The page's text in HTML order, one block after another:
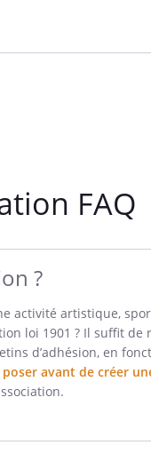
FAQ
?
activité artistique,
loi 1901 ? Il suffit de
d’adhésion, en
avant de créer